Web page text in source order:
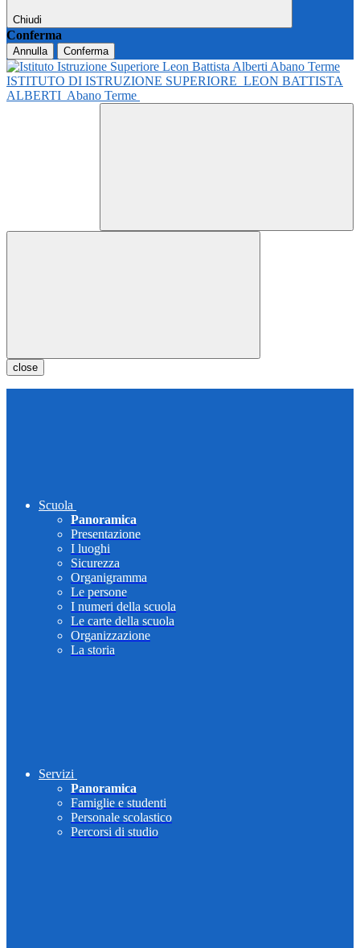
Chiudi
Conferma
Annulla Conferma
ISTITUTO DI ISTRUZIONE SUPERIORE LEON BATTISTA
ALBERTI Abano Terme
close
Scuola
Panoramica
Presentazione
I luoghi
Sicurezza
Organigramma
Le persone
I numeri della scuola
Le carte della scuola
Organizzazione
La storia
Servizi
Panoramica
Famiglie e studenti
Personale scolastico
Percorsi di studio